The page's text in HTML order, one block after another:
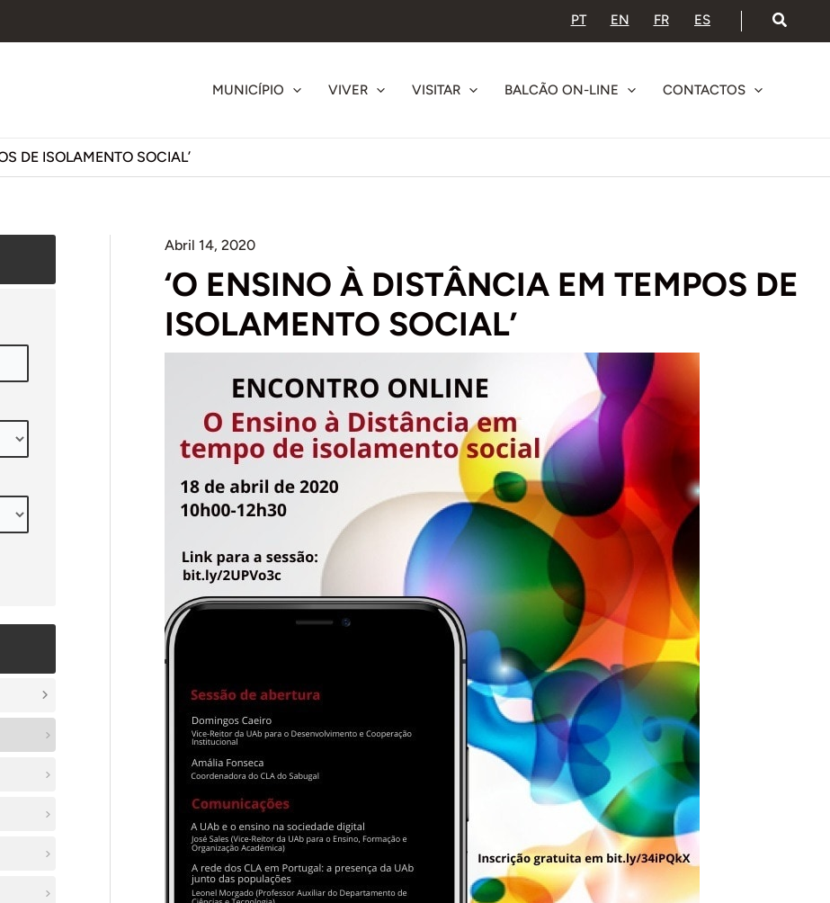
PT EN FR ES
MUNICÍPIO VIVER VISITAR BALCÃO ON-LINE CONTACTOS
DE ISOLAMENTO SOCIAL’
Abril 14, 2020
‘O ENSINO À DISTÂNCIA EM TEMPOS DE
ISOLAMENTO SOCIAL’